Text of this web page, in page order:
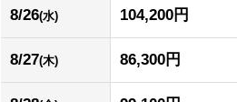
8/26(水) 104,200円
8/27(木) 86,300円